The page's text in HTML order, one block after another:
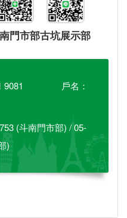
門市部古坑展示部
9081 戶名：
(斗南門市部) / 05-
)